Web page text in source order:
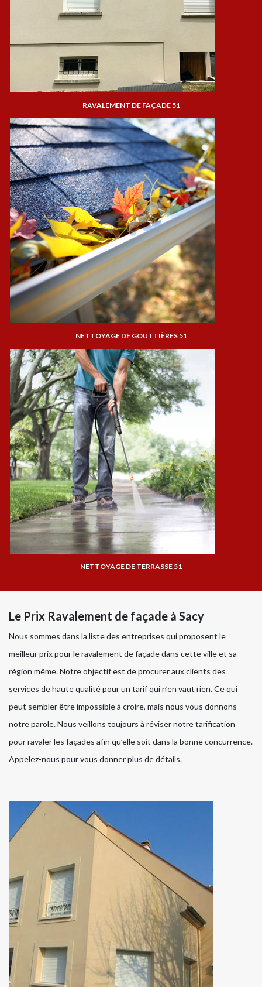
RAVALEMENT DE FAÇADE 51
NETTOYAGE DE GOUTTIÈRES 51
NETTOYAGE DE TERRASSE 51
Le Prix Ravalement de façade à Sacy
Nous sommes dans la liste des entreprises qui proposent le
meilleur prix pour le ravalement de façade dans cette ville et sa
région même. Notre objectif est de procurer aux clients des
services de haute qualité pour un tarif qui n’en vaut rien. Ce qui
peut sembler être impossible à croire, mais nous vous donnons
notre parole. Nous veillons toujours à réviser notre tarification
pour ravaler les façades afin qu’elle soit dans la bonne concurrence.
Appelez-nous pour vous donner plus de détails.